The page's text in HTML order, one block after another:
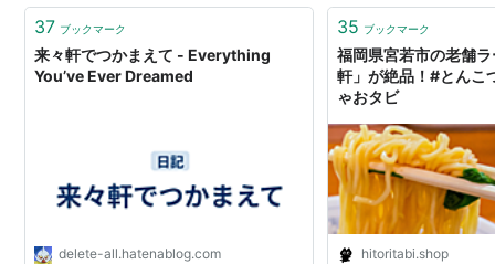
ではスープ少な目のお店が多い中なみ…
37 ブックマーク
来々軒でつかまえて - Everything
You’ve Ever Dreamed
delete-all.hatenablog.com
35 ブックマーク
福岡県宮若市の老舗
軒」が絶品！#とんこ
ゃおタビ
hitoritabi.shop